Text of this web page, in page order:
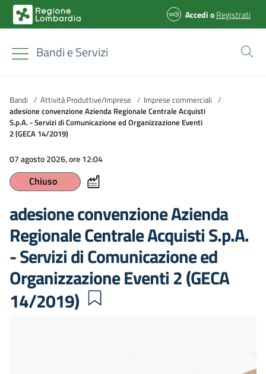
AccedioRegistrati
Bandi e Servizi
Bandi / Attività Produttive/Imprese / Imprese commerciali /
adesione convenzione Azienda Regionale Centrale Acquisti
S.p.A. - Servizi di Comunicazione ed Organizzazione Eventi
2 (GECA 14/2019)
07 agosto 2026, ore 12:04
Chiuso
adesione convenzione Azienda
Regionale Centrale Acquisti S.p.A.
- Servizi di Comunicazione ed
Organizzazione Eventi 2 (GECA
14/2019)